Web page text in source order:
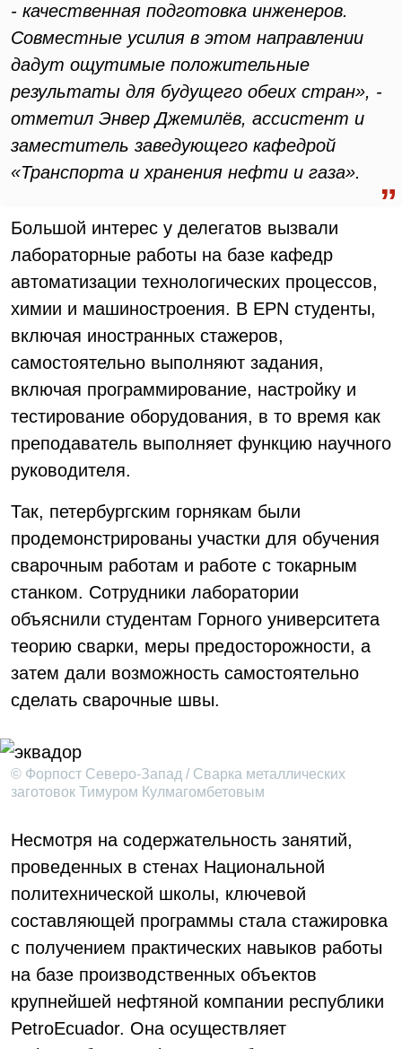
- качественная подготовка инженеров.
Совместные усилия в этом направлении
дадут ощутимые положительные
результаты для будущего обеих стран», -
отметил Энвер Джемилёв, ассистент и
заместитель заведующего кафедрой
«Транспорта и хранения нефти и газа».
Большой интерес у делегатов вызвали
лабораторные работы на базе кафедр
автоматизации технологических процессов,
химии и машиностроения. В EPN студенты,
включая иностранных стажеров,
самостоятельно выполняют задания,
включая программирование, настройку и
тестирование оборудования, в то время как
преподаватель выполняет функцию научного
руководителя.
Так, петербургским горнякам были
продемонстрированы участки для обучения
сварочным работам и работе с токарным
станком. Сотрудники лаборатории
объяснили студентам Горного университета
теорию сварки, меры предосторожности, а
затем дали возможность самостоятельно
сделать сварочные швы.
© Форпост Северо-Запад / Сварка металлических
заготовок Тимуром Кулмагомбетовым
Несмотря на содержательность занятий,
проведенных в стенах Национальной
политехнической школы, ключевой
составляющей программы стала стажировка
с получением практических навыков работы
на базе производственных объектов
крупнейшей нефтяной компании республики
PetroEcuador. Она осуществляет